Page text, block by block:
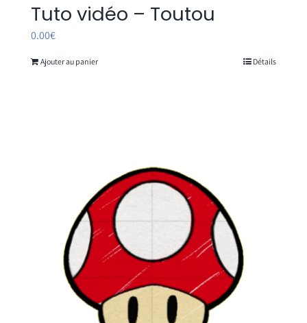
Tuto vidéo – Toutou
0.00€
Ajouter au panier Détails